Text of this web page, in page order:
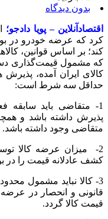
بدون دیدگاه
اقتصادآنلاین – پویا دادجو؛
کرد که عرضه خودرو در
کند؛ بر اساس قوانین،
که مشمول قیمت‌گذاری
کالای ایران آمده،
حداقل سه شرط است:
1- متقاضی باید سابقه
پذیرش داشته باشد و
متقاضی وجود داشته باشد.
2- میزان عرضه کالا
کشف عادلانه قیمت را در
3- کالا نباید مشمول
قانونی و انحصار در عرضه
قیمت کالا گردد.